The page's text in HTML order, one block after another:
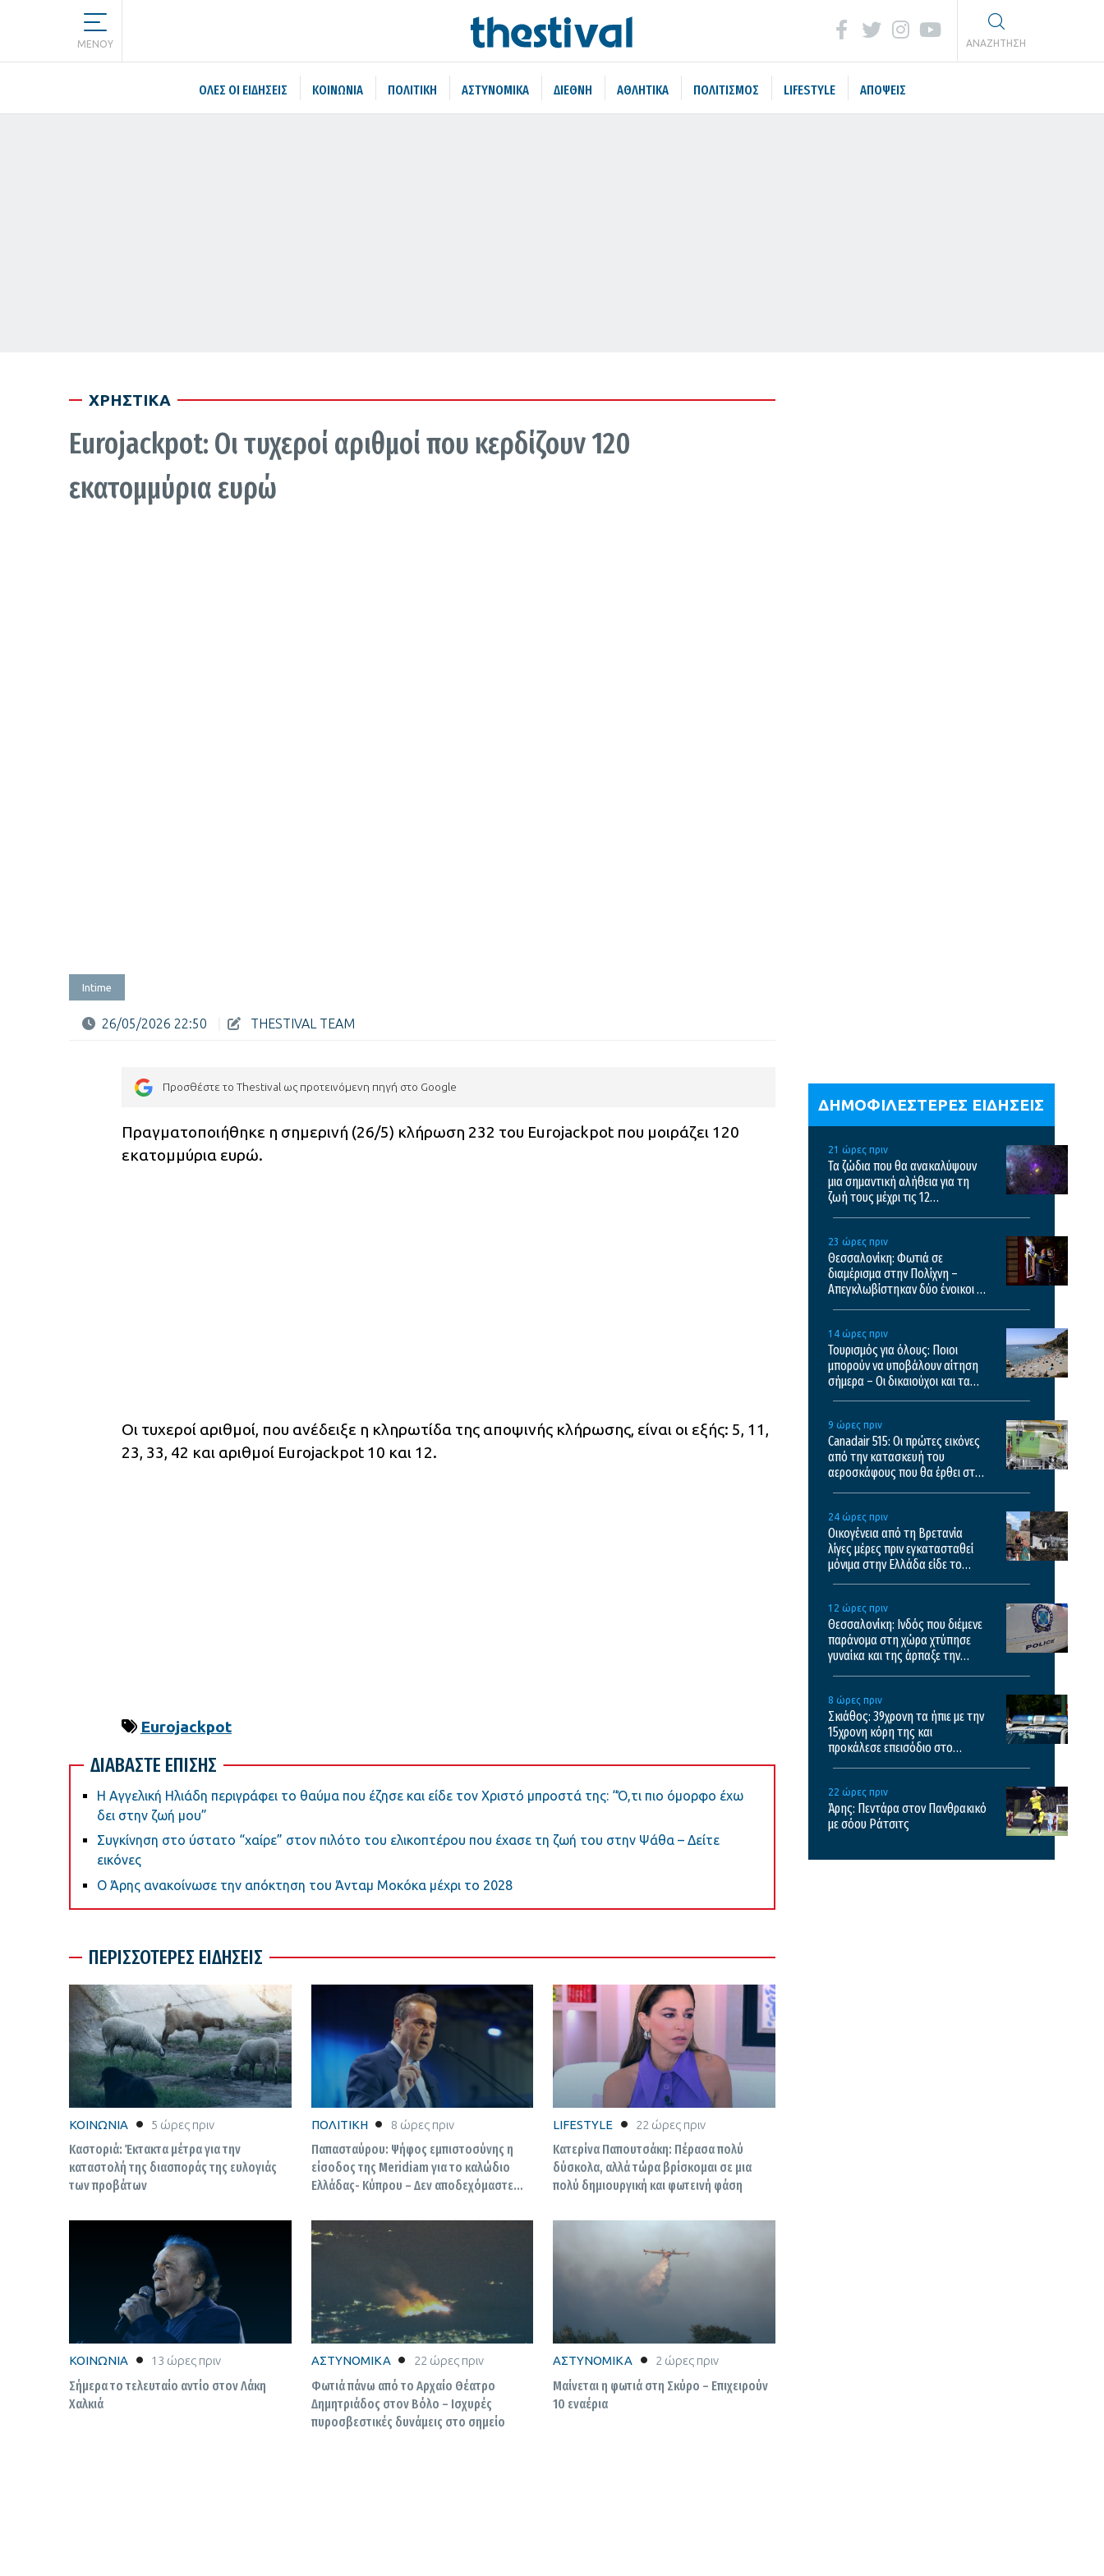
MENOY ΑΝΑΖΗΤΗΣΗ
ΌΛΕΣ ΟΙ ΕΙΔΉΣΕΙΣ ΚΟΙΝΩΝΙΑ ΠΟΛΙΤΙΚΗ ΑΣΤΥΝΟΜΙΚΑ ΔΙΕΘΝΗ ΑΘΛΗΤΙΚΑ ΠΟΛΙΤΙΣΜΟΣ LIFESTYLE ΑΠΟΨΕΙΣ
ΧΡΗΣΤΙΚΑ
Eurojackpot: Οι τυχεροί αριθμοί που κερδίζουν 120
εκατομμύρια ευρώ
Intime
26/05/2026 22:50 THESTIVAL TEAM
Προσθέστε το Thestival ως προτεινόμενη πηγή στο Google
Πραγματοποιήθηκε η σημερινή (26/5) κλήρωση 232 του Eurojackpot που μοιράζει 120
εκατομμύρια ευρώ.
Οι τυχεροί αριθμοί, που ανέδειξε η κληρωτίδα της αποψινής κλήρωσης, είναι οι εξής: 5, 11,
23, 33, 42 και αριθμοί Eurojackpot 10 και 12.
Eurojackpot
ΔΙΑΒΑΣΤΕ ΕΠΙΣΗΣ
Η Αγγελική Ηλιάδη περιγράφει το θαύμα που έζησε και είδε τον Χριστό μπροστά της: “Ό,τι πιο όμορφο έχω
δει στην ζωή μου”
Συγκίνηση στο ύστατο “χαίρε” στον πιλότο του ελικοπτέρου που έχασε τη ζωή του στην Ψάθα – Δείτε
εικόνες
Ο Άρης ανακοίνωσε την απόκτηση του Άνταμ Μοκόκα μέχρι το 2028
ΠΕΡΙΣΣΟΤΕΡΕΣ ΕΙΔΗΣΕΙΣ
ΚΟΙΝΩΝΙΑ 5 ώρες πριν
Καστοριά: Έκτακτα μέτρα για την
καταστολή της διασποράς της ευλογιάς
των προβάτων
ΠΟΛΙΤΙΚΗ 8 ώρες πριν
Παπασταύρου: Ψήφος εμπιστοσύνης η
είσοδος της Meridiam για το καλώδιο
Ελλάδας- Κύπρου – Δεν αποδεχόμαστε
LIFESTYLE 22 ώρες πριν
Κατερίνα Παπουτσάκη: Πέρασα πολύ
δύσκολα, αλλά τώρα βρίσκομαι σε μια
πολύ δημιουργική και φωτεινή φάση
ΚΟΙΝΩΝΙΑ 13 ώρες πριν
Σήμερα το τελευταίο αντίο στον Λάκη
Χαλκιά
ΑΣΤΥΝΟΜΙΚΑ 22 ώρες πριν
Φωτιά πάνω από το Αρχαίο Θέατρο
Δημητριάδος στον Βόλο – Ισχυρές
πυροσβεστικές δυνάμεις στο σημείο
ΑΣΤΥΝΟΜΙΚΑ 2 ώρες πριν
Μαίνεται η φωτιά στη Σκύρο – Επιχειρούν
10 εναέρια
ΔΗΜΟΦΙΛΕΣΤΕΡΕΣ ΕΙΔΗΣΕΙΣ
21 ώρες πριν
Τα ζώδια που θα ανακαλύψουν
μια σημαντική αλήθεια για τη
ζωή τους μέχρι τις 12
23 ώρες πριν
Θεσσαλονίκη: Φωτιά σε
διαμέρισμα στην Πολίχνη –
Απεγκλωβίστηκαν δύο ένοικοι –
14 ώρες πριν
Τουρισμός για όλους: Ποιοι
μπορούν να υποβάλουν αίτηση
σήμερα – Οι δικαιούχοι και τα
9 ώρες πριν
Canadair 515: Οι πρώτες εικόνες
από την κατασκευή του
αεροσκάφους που θα έρθει στην
24 ώρες πριν
Οικογένεια από τη Βρετανία
λίγες μέρες πριν εγκατασταθεί
μόνιμα στην Ελλάδα είδε το
12 ώρες πριν
Θεσσαλονίκη: Ινδός που διέμενε
παράνομα στη χώρα χτύπησε
γυναίκα και της άρπαξε την
8 ώρες πριν
Σκιάθος: 39χρονη τα ήπιε με την
15χρονη κόρη της και
προκάλεσε επεισόδιο στο
22 ώρες πριν
Άρης: Πεντάρα στον Πανθρακικό
με σόου Ράτσιτς